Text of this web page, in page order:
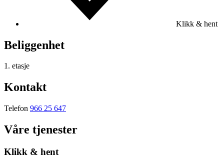
Klikk & hent
Beliggenhet
1. etasje
Kontakt
Telefon 966 25 647
Våre tjenester
Klikk & hent